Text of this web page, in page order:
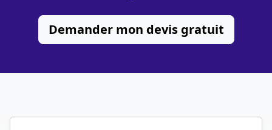
Demander mon devis gratuit